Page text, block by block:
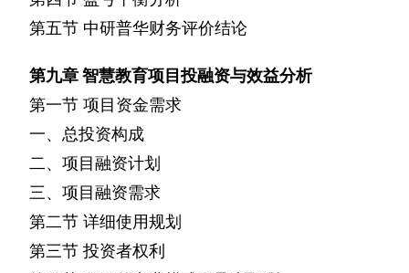
第五节 中研普华财务评价结论
第九章智慧教育项目投融资与效益分析
第一节 项目资金需求
一、总投资构成
二、项目融资计划
三、项目融资需求
第二节 详细使用规划
第三节 投资者权利